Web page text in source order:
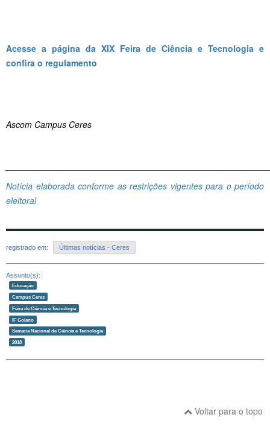
Acesse a página da XIX Feira de Ciência e Tecnologia e
confira o regulamento
Ascom Campus Ceres
Notícia elaborada conforme as restrições vigentes para o período
eleitoral
registrado em: Últimas notícias - Ceres
Assunto(s):
Educação
Campus Ceres
Feira de Ciência e Tecnologia
IF Goiano
Semana Nacional de Ciência e Tecnologia
2018
Voltar para o topo